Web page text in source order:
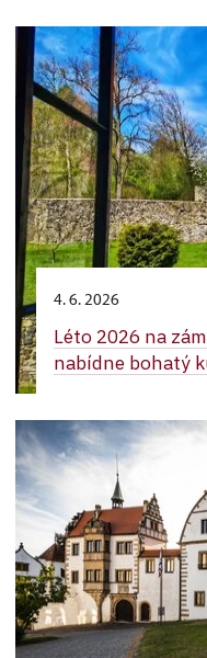
4. 6. 2026
Léto 2026 na
nabídne bohatý